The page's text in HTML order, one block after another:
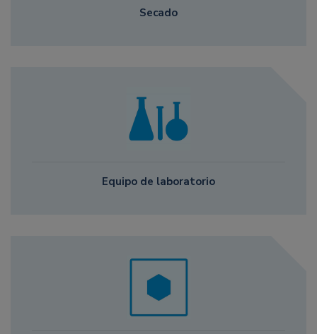
Secado
Equipo de laboratorio